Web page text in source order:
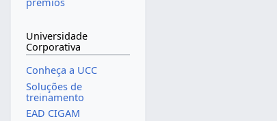
prêmios
Universidade
Corporativa
Conheça a UCC
Soluções de
treinamento
EAD CIGAM